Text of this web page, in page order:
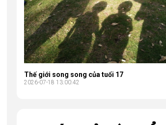
Thế giới song song của tuổi 17
2026-07-18 13:00:42